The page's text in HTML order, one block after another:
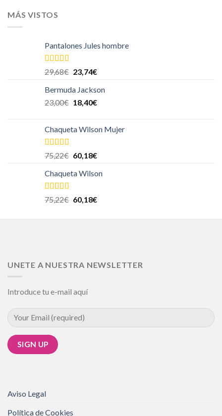
MÁS VISTOS
Pantalones Jules hombre
Valorado en
5.00
29,68€ 23,74€
Bermuda Jackson
23,00€ 18,40€
Chaqueta Wilson Mujer
Valorado en
5.00
75,22€ 60,18€
Chaqueta Wilson
Valorado en
5.00
75,22€ 60,18€
UNETE A NUESTRA NEWSLETTER
Introduce tu e-mail aquí
Aviso Legal
Política de Cookies